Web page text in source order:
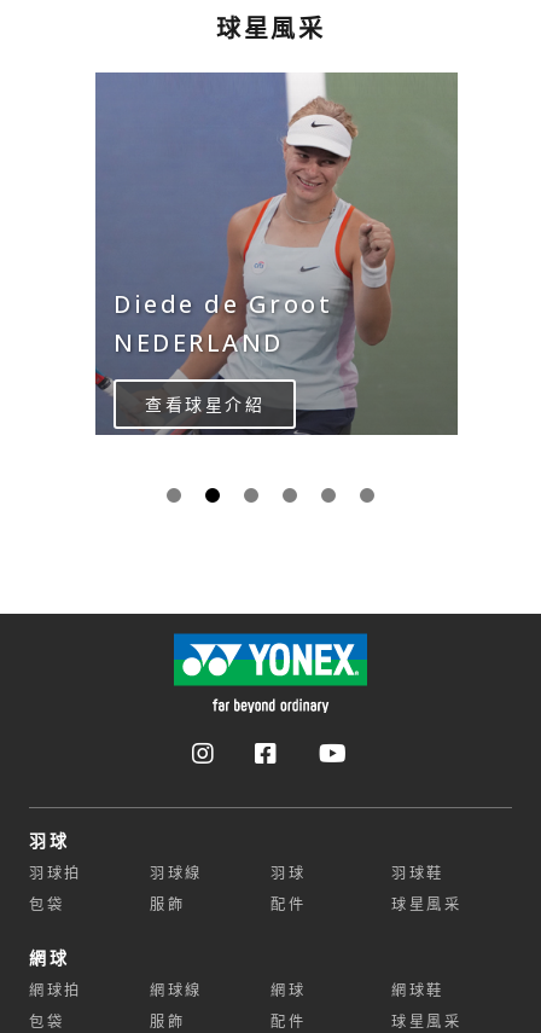
球星風采
Diede de Groot
NEDERLAND
查看球星介紹
羽球
羽球拍 羽球線 羽球
羽球鞋
包袋
服飾 配件 球星風采
網球
網球拍 網球線 網球
網球鞋
包袋
服飾 配件 球星風采